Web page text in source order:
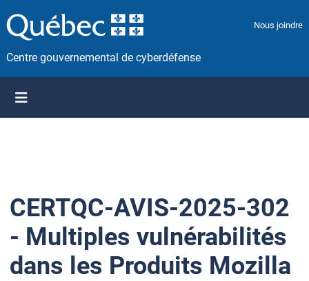
a
s
e
u
Nous joindre
Centre gouvernemental de cyberdéfense
CERTQC-AVIS-2025-302
- Multiples vulnérabilités
dans les Produits Mozilla